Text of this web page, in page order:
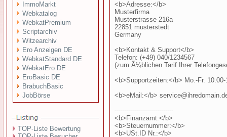
ImmoMarkt
Webkatalog
WebkatPremium
Scriptarchiv
Witzearchiv
Ero Anzeigen DE
WebkatStandard DE
WebkatEro DE
EroBasic DE
BrabuchBasic
JobBörse
TOP-Liste Bewertung
<b>Adresse:</b>
Musterfirma
Musterstrasse 216a
22851 musterstedt
Germany
<b>Kontakt & Support</b>
Telefon: (+49) 040/1234567
(zum Ã¼blichen Tarif Ihrer
<b>Supportzeiten:</b> Mo.-Fr. 10.00-
<b>eMail:</b>
-----------------------------
<b>Finanzamt:</b>
<b>Steuernummer:</b>
<b>USt.ID Nr.:</b>